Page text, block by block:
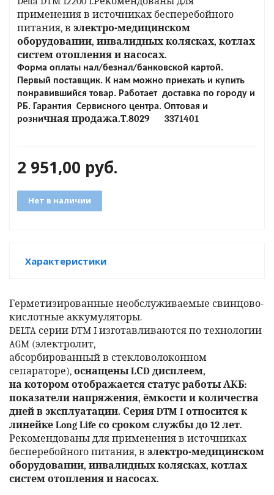
для
промышленности
систем
Delta
ИБП
для газовых и
отопления
применения в источниках бесперебойного
питания, в электро-медицинском
оборудовании, инвалидных колясках, котлах
систем отопления и насосах.
Форма оплаты нал/безнал/банковской картой.
Первый поставщик. К нам можно приехать и купить
понравившийся товар. Работает доставка по городу и
РБ. Гарантия Сервисного центра. Оптовая и
розничная продажа.T.8029 3371401
2 951,00 руб.
Нет в наличии
Характеристики
Герметизированные необслуживаемые свинцово-
кислотные аккумуляторы.
DELTA серии DTM I изготавливаются по технологии
AGM (электролит,
абсорбированный в стекловолоконном
сепараторе), оснащены LСD дисплеем,
на котором отображается статус работы АКБ:
показатели напряжения, ёмкости и количества
дней в эксплуатации. Серия DTM I относится к
линейке Long Life со сроком службы до 12 лет.
Рекомендованы для применения в источниках
бесперебойного питания, в электро-медицинском
оборудовании, инвалидных колясках, котлах
систем отопления и насосах.